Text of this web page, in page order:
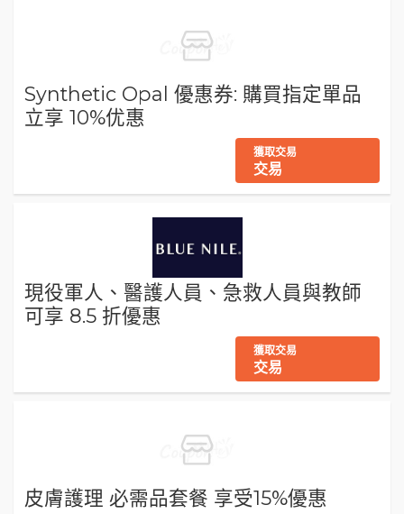
Synthetic Opal 優惠券: 購買指定單品
立享 10%优惠
獲取交易
交易
現役軍人、醫護人員、急救人員與教師
可享 8.5 折優惠
獲取交易
交易
皮膚護理 必需品套餐 享受15%優惠